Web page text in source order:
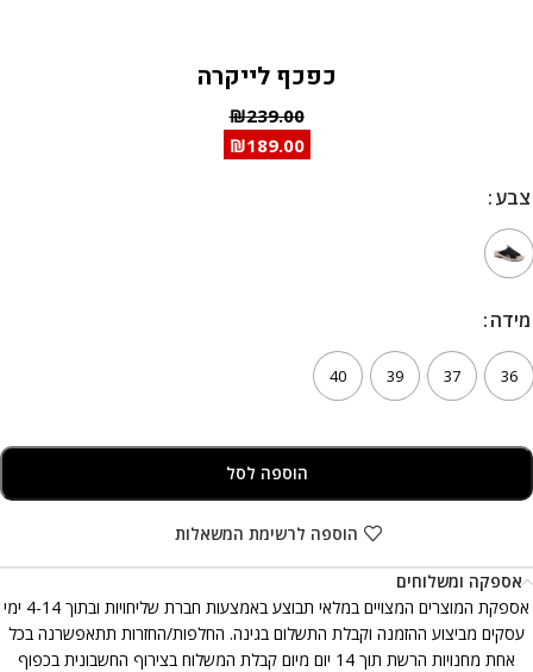
כפכף לייקרה
₪239.00
₪189.00
צבע
צבע
מידה
מידה
36
37
39
40
הוספה לסל
הוספה לרשימת המשאלות
אספקה ומשלוחים
אספקת המוצרים המצויים במלאי תבוצע באמצעות חברת שליחויות ובתוך 4-14 ימי
עסקים מביצוע ההזמנה וקבלת התשלום בגינה. החלפות/החזרות תתאפשרנה בכל
אחת מחנויות הרשת תוך 14 יום מיום קבלת המשלוח בצירוף החשבונית בכפוף